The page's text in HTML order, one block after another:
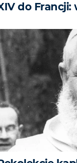
do Francji: